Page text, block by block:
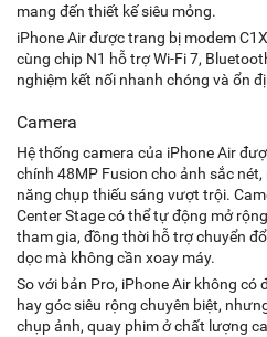
mang đến thiết kế siêu mỏng.
iPhone Air được trang bị modem
cùng chip N1 hỗ trợ Wi-Fi 7,
nghiệm kết nối nhanh chóng và ổn
Camera
Hệ thống camera của iPhone Air
chính 48MP Fusion cho ảnh sắc
năng chụp thiếu sáng vượt trội.
Center Stage có thể tự động mở
tham gia, đồng thời hỗ trợ chuyển
dọc mà không cần xoay máy.
So với bản Pro, iPhone Air không có
hay góc siêu rộng chuyên biệt,
chụp ảnh, quay phim ở chất lượng